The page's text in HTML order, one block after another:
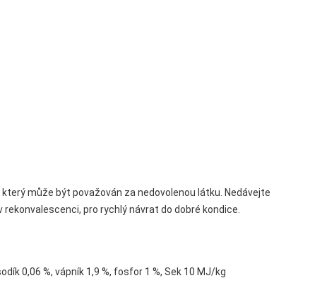
může být považován za nedovolenou látku. Nedávejte
pro rychlý návrat do dobré kondice.
0,06 %, vápník 1,9 %, fosfor 1 %, Sek 10 MJ/kg